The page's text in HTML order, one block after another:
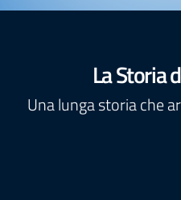
La Storia
Una lunga storia che